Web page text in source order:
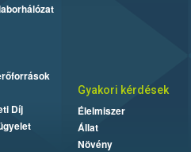
Díj
Gyakori kérdések
Élelmiszer
Állat
Növény